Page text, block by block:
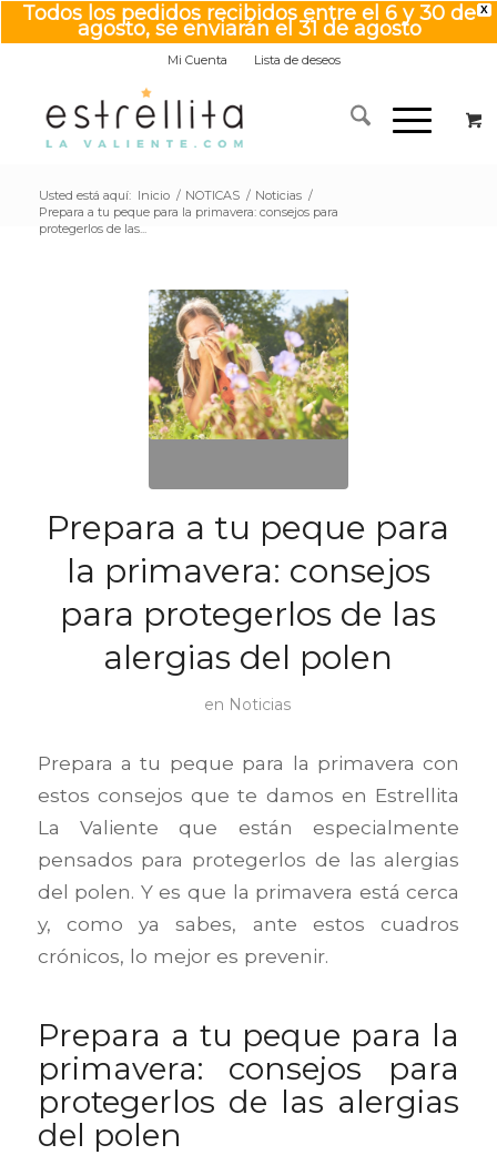
X
Todos los pedidos recibidos entre el 6 y 30 de
agosto, se enviarán el 31 de agosto
Mi Cuenta Lista de deseos
Usted está aquí: Inicio / NOTICAS / Noticias /
Prepara a tu peque para la primavera: consejos para
protegerlos de las...
Prepara a tu peque para
la primavera: consejos
para protegerlos de las
alergias del polen
en Noticias
Prepara a tu peque para la primavera con
estos consejos que te damos en Estrellita
La Valiente que están especialmente
pensados para protegerlos de las alergias
del polen. Y es que la primavera está cerca
y, como ya sabes, ante estos cuadros
crónicos, lo mejor es prevenir.
Prepara a tu peque para la
primavera: consejos para
protegerlos de las alergias
del polen